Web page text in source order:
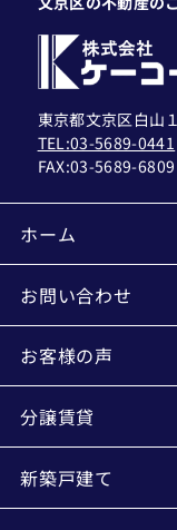
東京都文京区白山
TEL:03-5689-0441
FAX:03-5689-6809
ホーム
お問い合わせ
お客様の声
分譲賃貸
新築戸建て